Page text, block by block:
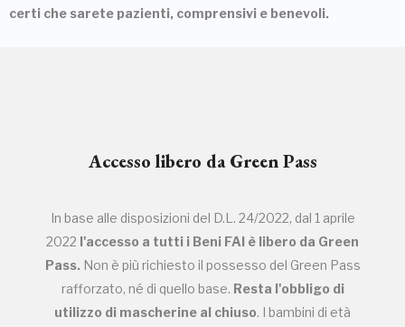
certi che sarete pazienti, comprensivi e benevoli.
Accesso libero da Green Pass
In base alle disposizioni del D.L. 24/2022, dal 1 aprile
2022 l'accesso a tutti i Beni FAI è libero da Green
Pass. Non è più richiesto il possesso del Green Pass
rafforzato, né di quello base. Resta l'obbligo di
utilizzo di mascherine al chiuso. I bambini di età